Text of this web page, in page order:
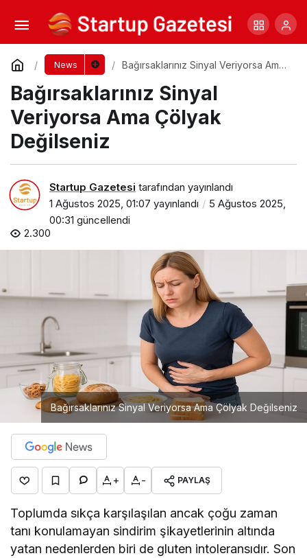
News
Bağırsaklarınız Sinyal Veriyorsa Ama
Bağırsaklarınız Sinyal
Veriyorsa Ama Çölyak
Değilseniz
Startup Gazetesi tarafından yayınlandı
1 Ağustos 2025, 01:07 yayınlandı
5 Ağustos 2025,
00:31 güncellendi
2.300
Bağırsaklarınız Sinyal Veriyorsa Ama Çölyak Değilseniz
+ - PAYLAŞ
Toplumda sıkça karşılaşılan ancak çoğu zaman
tanı konulamayan sindirim şikayetlerinin altında
yatan nedenlerden biri de gluten intoleransıdır. Son
OPET Otobil ile Dijital Yakıt Yönetiminde Yeni
Bir Çağa Adım Atın
Yorum Yap